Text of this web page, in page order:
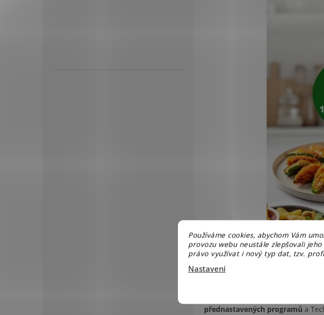
Používáme cookies, abychom Vám
provozu webu neustále zlepšovali
právo využívat i nový typ dat, tzv.
Nastavení
přednastavených programů a